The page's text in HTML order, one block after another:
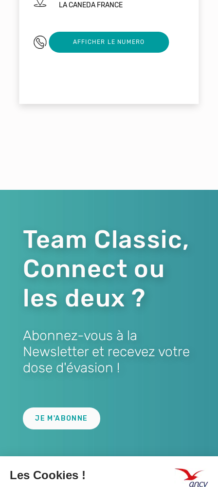
LA CANEDA FRANCE
0553285115
AFFICHER LE NUMERO
Team Classic,
Connect ou
les deux ?
Abonnez-vous à la
Newsletter et recevez votre
dose d'évasion !
JE M'ABONNE